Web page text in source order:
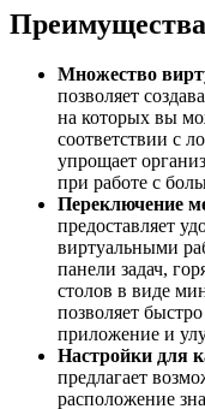
Множество
позволяет
на которых вы
соответствии с
упрощает
при работе с
Переключение
предоставляет
виртуальными
панели задач,
столов в виде
позволяет
приложение и
Настройки для
предлагает
расположение